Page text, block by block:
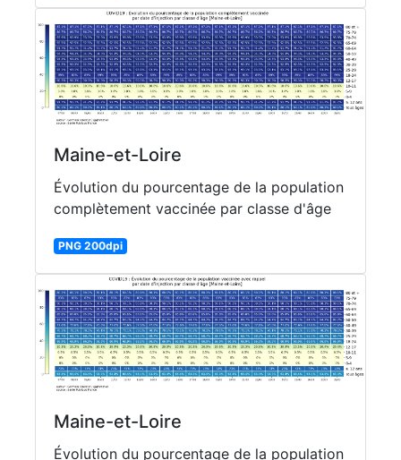
Maine-et-Loire
Évolution du pourcentage de la population
complètement vaccinée par classe d'âge
PNG 200dpi
Maine-et-Loire
Évolution du pourcentage de la population